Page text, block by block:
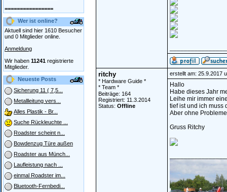
================
Wer ist online?
Aktuell sind hier 1610 Besucher
und 0 Mitglieder online.
Anmeldung
Wir haben 11241 registrierte
Mitglieder.
Neueste Posts
Sicherung 11 ( 7,5...
Metallleitung vers...
Alles Plastik - Br...
Suche Rückleuchte ...
Roadster scheint n...
Bowdenzug Türe außen
Roadster aus Münch...
Laufleistung nach ...
einmal Roadster im...
Bluetooth-Fernbedi...
ritchy
* Hardware Guide *
* Team *
Beiträge: 164
Registriert: 11.3.2014
Status: Offline
erstellt am: 25.9.2017
Hallo
Habe dieses Jahr
Leihe mir immer
tief ist und ich muss
Aber ohne
Gruss Ritchy